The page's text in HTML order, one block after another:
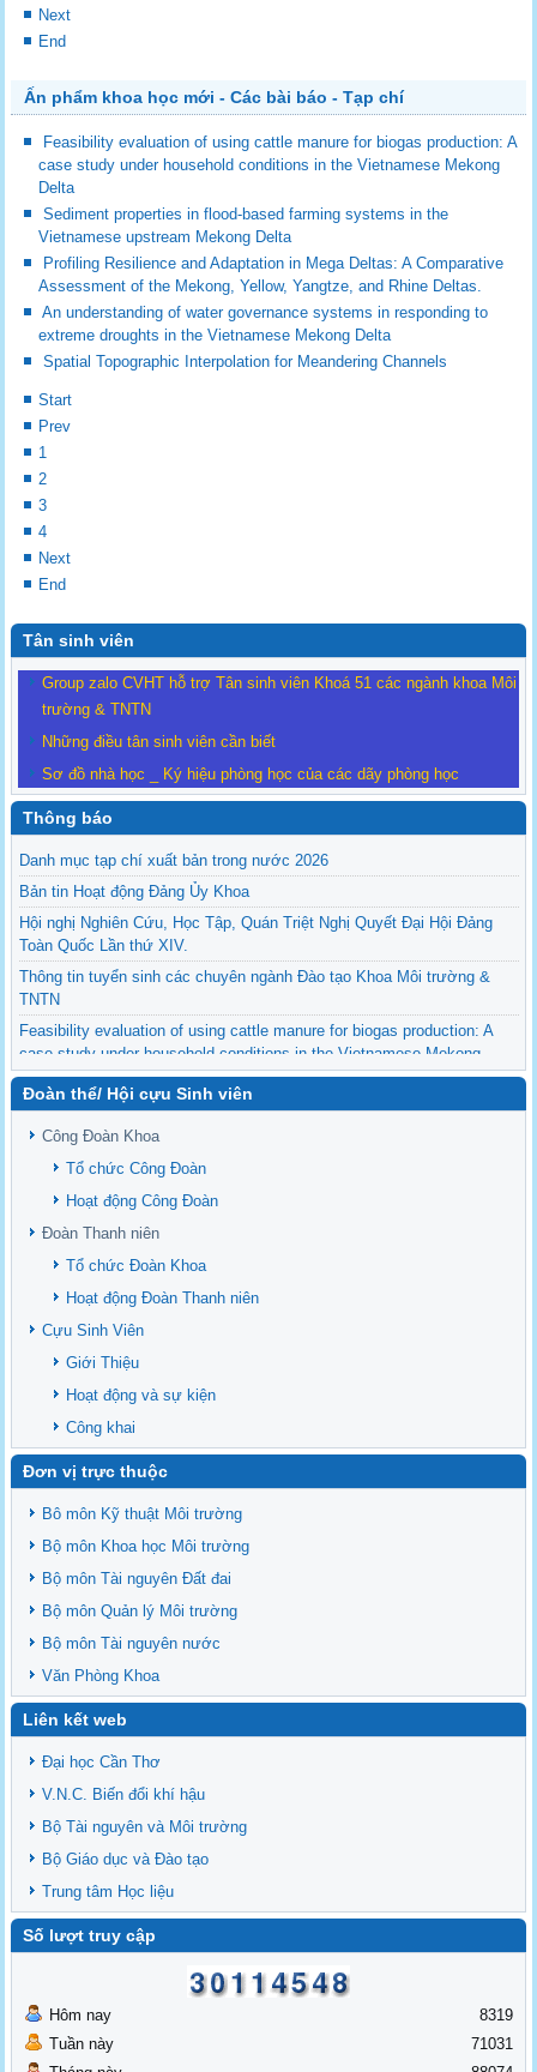
Next
End
Ấn phẩm khoa học mới - Các bài báo - Tạp chí
Feasibility evaluation of using cattle manure for biogas production: A
case study under household conditions in the Vietnamese Mekong
Delta
Sediment properties in flood-based farming systems in the
Vietnamese upstream Mekong Delta
Profiling Resilience and Adaptation in Mega Deltas: A Comparative
Assessment of the Mekong, Yellow, Yangtze, and Rhine Deltas.
An understanding of water governance systems in responding to
extreme droughts in the Vietnamese Mekong Delta
Spatial Topographic Interpolation for Meandering Channels
Start
Prev
1
2
3
4
Next
End
Tân sinh viên
Group zalo CVHT hỗ trợ Tân sinh viên Khoá 51 các ngành khoa Môi
trường & TNTN
Những điều tân sinh viên cần biết
Sơ đồ nhà học _ Ký hiệu phòng học của các dãy phòng học
Thông báo
Danh mục tạp chí xuất bản trong nước 2026
Bản tin Hoạt động Đảng Ủy Khoa
Hội nghị Nghiên Cứu, Học Tập, Quán Triệt Nghị Quyết Đại Hội Đảng
Toàn Quốc Lần thứ XIV.
Thông tin tuyển sinh các chuyên ngành Đào tạo Khoa Môi trường &
TNTN
Feasibility evaluation of using cattle manure for biogas production: A
case study under household conditions in the Vietnamese Mekong
Delta
Sediment properties in flood-based farming systems in the Vietnamese
upstream Mekong Delta
Danh mục tạp chí xuất bản Quốc Tế 2026
Danh Mục các Đề Tài NCKH cấp Tỉnh năm 2024
Văn bản - Quy định
Ban chấp hành Đảng bộ khoa
Đoàn thể/ Hội cựu Sinh viên
Công Đoàn Khoa
Tổ chức Công Đoàn
Hoạt động Công Đoàn
Đoàn Thanh niên
Tổ chức Đoàn Khoa
Hoạt động Đoàn Thanh niên
Cựu Sinh Viên
Giới Thiệu
Hoạt động và sự kiện
Công khai
Đơn vị trực thuộc
Bô môn Kỹ thuật Môi trường
Bộ môn Khoa học Môi trường
Bộ môn Tài nguyên Đất đai
Bộ môn Quản lý Môi trường
Bộ môn Tài nguyên nước
Văn Phòng Khoa
Liên kết web
Đại học Cần Thơ
V.N.C. Biến đổi khí hậu
Bộ Tài nguyên và Môi trường
Bộ Giáo dục và Đào tạo
Trung tâm Học liệu
Số lượt truy cập
Hôm nay
Tuần này
8319
71031